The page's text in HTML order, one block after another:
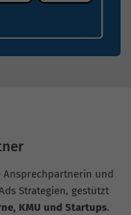
Ansprechpartnerin und
Strategien, gestützt
KMU und Startups.